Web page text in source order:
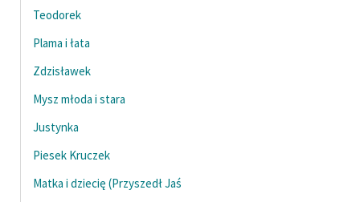
niepełnosprawnościami
Feministyczne inspiracje.
skandynawskiej literatury
feministycznej
Ręce pełne poezji
Kolekcje edukacyjne
twórców przechodzących
Teodorek
Plama i łata
Zdzisławek
Mysz młoda i stara
Justynka
Piesek Kruczek
Matka i dziecię (Przyszedł Jaś